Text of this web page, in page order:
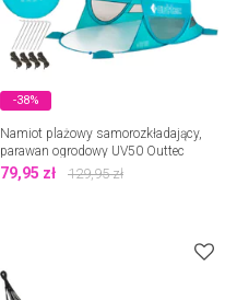
-38%
Namiot plażowy samorozkładający,
parawan ogrodowy UV50 Outtec
79,95 zł 129,95zł